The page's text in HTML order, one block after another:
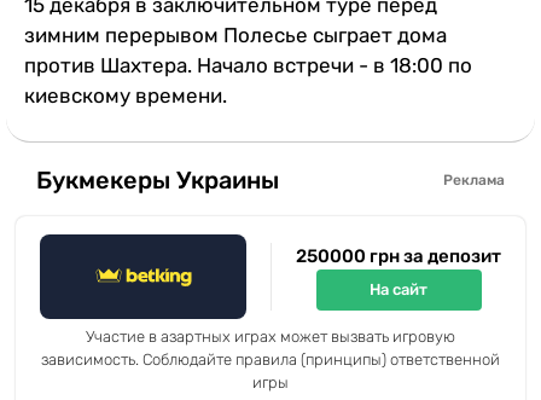
зимним перерывом Полесье сыграет дома
против Шахтера. Начало встречи - в 18:00 по
киевскому времени.
Букмекеры Украины Реклама
250000 грн за депозит
На сайт
Участие в азартных играх может вызвать игровую
зависимость. Соблюдайте правила (принципы) ответственной
игры